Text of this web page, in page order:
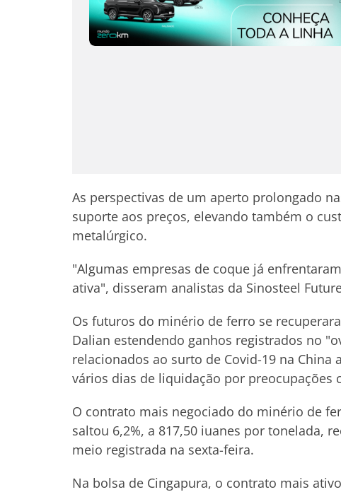
As perspectivas de um aperto prolongado
suporte aos preços, elevando também o
metalúrgico.
"Algumas empresas de coque já
ativa", disseram analistas da Sinosteel
Os futuros do minério de ferro se
Dalian estendendo ganhos registrados no
relacionados ao surto de Covid-19 na
vários dias de liquidação por preocupações
O contrato mais negociado do minério de
saltou 6,2%, a 817,50 iuanes por tonelada,
meio registrada na sexta-feira.
Na bolsa de Cingapura, o contrato mais